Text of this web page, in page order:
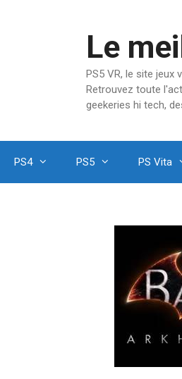
Le
PS5 VR, le site jeux
Retrouvez toute
geekeries hi tech,
PS4 PS5 PS Vita